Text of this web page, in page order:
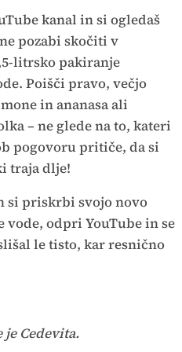
kanal in si ogledaš
ne pozabi skočiti v
litrsko pakiranje
Poišči pravo, večjo
in ananasa ali
– ne glede na to, kateri
pogovoru pritiče, da si
traja dlje!
si priskrbi svojo novo
odpri YouTube in se
le tisto, kar resnično
Cedevita.